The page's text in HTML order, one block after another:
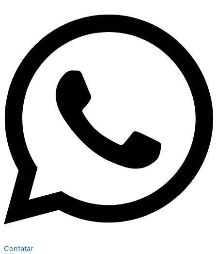
Contatar